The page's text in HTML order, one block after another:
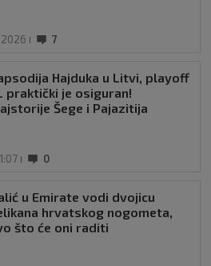
7
Hajduka u Litvi, playoff
praktički je osiguran!
Šege i Pajazitija
0
u Emirate vodi dvojicu
hrvatskog nogometa,
što će oni raditi